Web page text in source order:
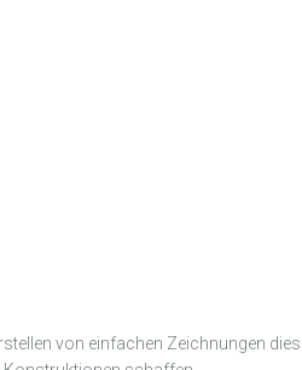
von einfachen Zeichnungen